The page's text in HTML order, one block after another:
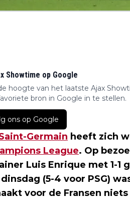
Showtime op Google
hoogte van het laatste Ajax
bron in Google in te stellen.
ons op Google
Germain heeft zich
League. Op
Luis Enrique met 1-1
(5-4 voor PSG)
voor de Fransen